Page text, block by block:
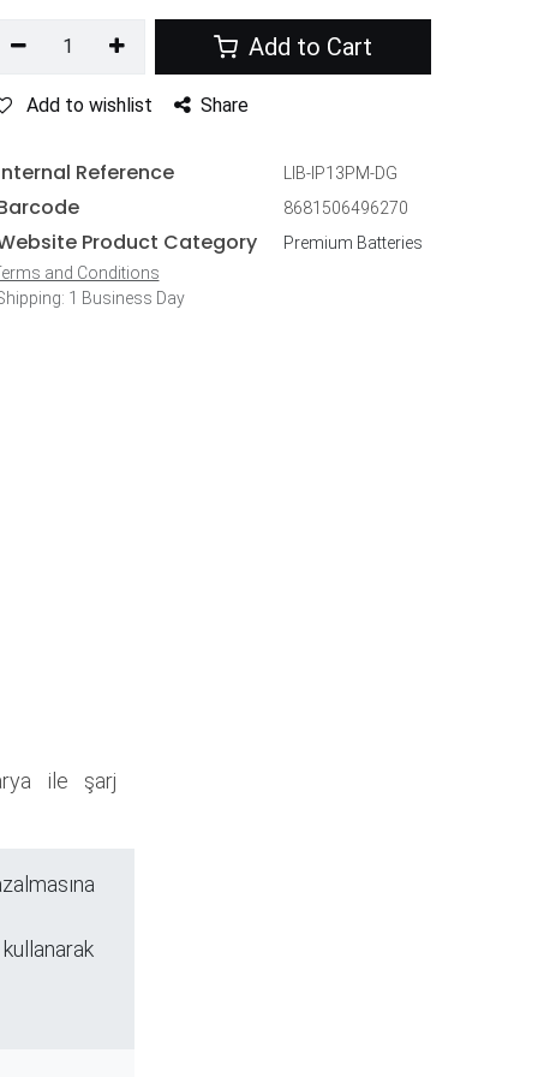
Add to Cart
Add to wishlist Share
Reference LIB-IP13PM-DG
8681506496270
Product Category
Premium Batteries
and Conditions
1 Business Day
ile şarj